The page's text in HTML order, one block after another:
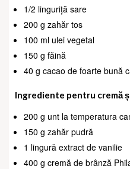
1/2 linguriță sare
200 g zahăr tos
100 ml ulei vegetal
150 g făină
40 g cacao de foarte bună
Ingrediente pentru cremă
200 g unt la temperatura
150 g zahăr pudră
1 lingură extract de vanilie
400 g cremă de brânză